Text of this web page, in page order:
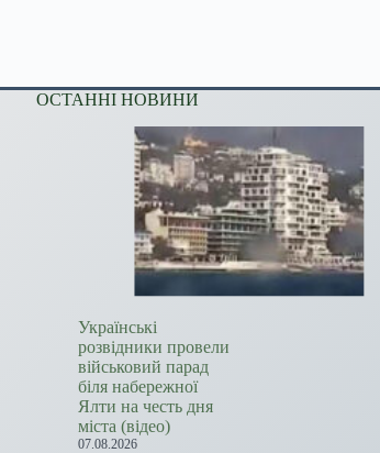
ОСТАННІ НОВИНИ
Українські
розвідники провели
військовий парад
біля набережної
Ялти на честь дня
міста (відео)
07.08.2026